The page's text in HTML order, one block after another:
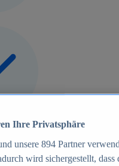
Ihre Privatsphäre
unsere 894 Partner
wird sichergestellt,